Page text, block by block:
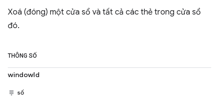
Xoá (đóng) một cửa sổ và tất cả các thẻ trong cửa sổ
đó.
THÔNG SỐ
windowId
số